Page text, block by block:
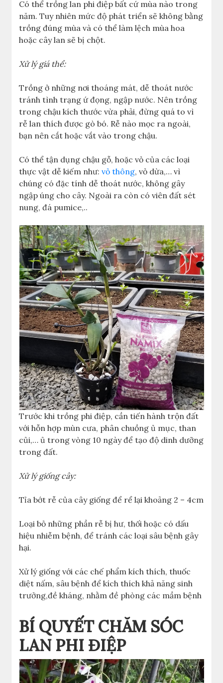
Có thể trồng lan phi điệp bất cứ mùa nào trong
năm. Tuy nhiên mức độ phát triển sẽ không bằng
trồng đúng mùa và có thể làm lệch mùa hoa
hoặc cây lan sẽ bị chột.
Xử lý giá thể:
Trồng ở những nơi thoáng mát, dễ thoát nước
tránh tình trạng ứ đọng, ngập nước. Nên trồng
trong chậu kích thước vừa phải, đừng quá to vì
rễ lan thích được gò bó. Rễ nào mọc ra ngoài,
bạn nên cắt hoặc vắt vào trong chậu.
Có thể tận dụng chậu gỗ, hoặc vỏ của các loại
thực vật dễ kiếm như:vỏ thông, vỏ dừa,… vì
chúng có đặc tính dễ thoát nước, không gây
ngập úng cho cây. Ngoài ra còn có viên đất sét
nung, đá pumice,..
Trước khi trồng phi điệp, cần tiến hành trộn đất
với hỗn hợp mùn cưa, phân chuồng ủ mục, than
củi,… ủ trong vòng 10 ngày để tạo độ dinh dưỡng
trong đất.
Xử lý giống cây:
Tỉa bớt rễ của cây giống để rể lại khoảng 2 – 4cm
Loại bỏ những phần rễ bị hư, thối hoặc có dấu
hiệu nhiễm bệnh, để tránh các loại sâu bệnh gây
hại.
Xử lý giống với các chế phẩm kích thích, thuốc
diệt nấm, sâu bệnh để kích thích khả năng sinh
trưởng,đề kháng, nhằm đề phòng các mầm bệnh
BÍ QUYẾT CHĂM SÓC
LAN PHI ĐIỆP